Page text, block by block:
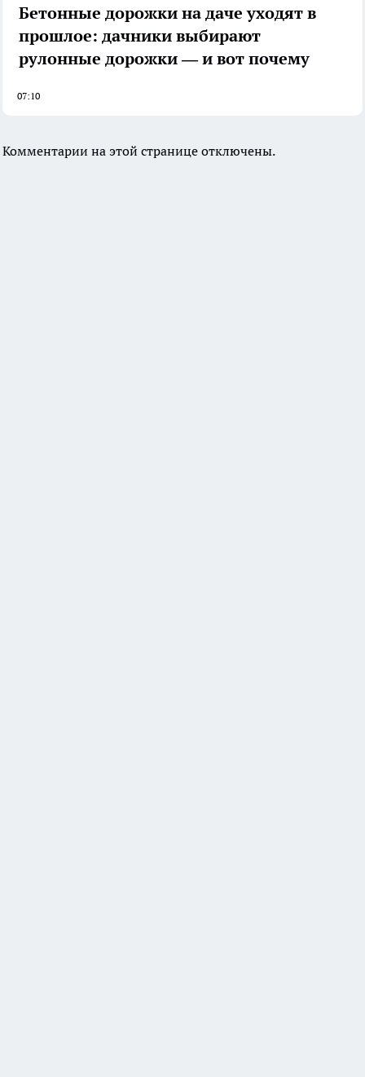
Бетонные дорожки на даче уходят в
прошлое: дачники выбирают
рулонные дорожки — и вот почему
07:10
Комментарии на этой странице отключены.